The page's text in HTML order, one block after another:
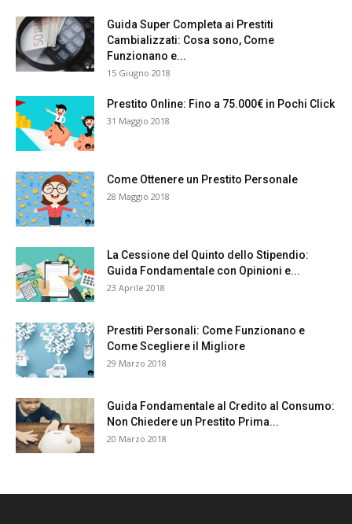
Guida Super Completa ai Prestiti
Cambializzati: Cosa sono, Come
Funzionano e...
15 Giugno 2018
Prestito Online: Fino a 75.000€ in Pochi Click
31 Maggio 2018
Come Ottenere un Prestito Personale
28 Maggio 2018
La Cessione del Quinto dello Stipendio:
Guida Fondamentale con Opinioni e...
23 Aprile 2018
Prestiti Personali: Come Funzionano e
Come Scegliere il Migliore
29 Marzo 2018
Guida Fondamentale al Credito al Consumo:
Non Chiedere un Prestito Prima...
20 Marzo 2018